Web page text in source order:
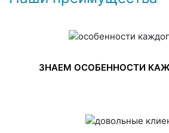
ЗНАЕМ ОСОБЕННОСТИ